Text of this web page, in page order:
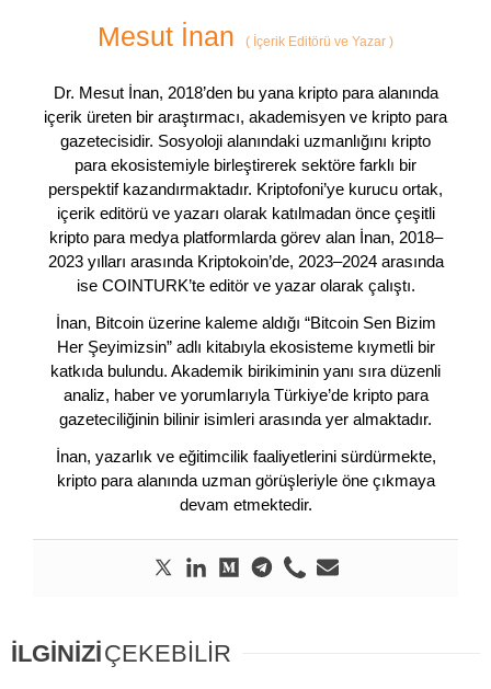
Mesut İnan ( İçerik Editörü ve Yazar )
Dr. Mesut İnan, 2018’den bu yana kripto para alanında
içerik üreten bir araştırmacı, akademisyen ve kripto para
gazetecisidir. Sosyoloji alanındaki uzmanlığını kripto
para ekosistemiyle birleştirerek sektöre farklı bir
perspektif kazandırmaktadır. Kriptofoni’ye kurucu ortak,
içerik editörü ve yazarı olarak katılmadan önce çeşitli
kripto para medya platformlarda görev alan İnan, 2018–
2023 yılları arasında Kriptokoin’de, 2023–2024 arasında
ise COINTURK’te editör ve yazar olarak çalıştı.
İnan, Bitcoin üzerine kaleme aldığı “Bitcoin Sen Bizim
Her Şeyimizsin” adlı kitabıyla ekosisteme kıymetli bir
katkıda bulundu. Akademik birikiminin yanı sıra düzenli
analiz, haber ve yorumlarıyla Türkiye’de kripto para
gazeteciliğinin bilinir isimleri arasında yer almaktadır.
İnan, yazarlık ve eğitimcilik faaliyetlerini sürdürmekte,
kripto para alanında uzman görüşleriyle öne çıkmaya
devam etmektedir.
İLGİNİZİÇEKEBİLİR